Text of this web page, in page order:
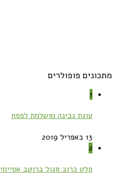
מתכונים פופולרים
1
עוגת גבינה מושלמת לפסח
13 באפריל 2019
2
סלט כרוב סגול ברוטב אסייתי